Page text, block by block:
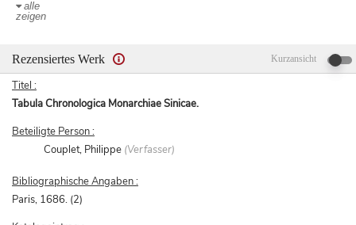
alle
zeigen
Rezensiertes Werk Kurzansicht
Titel :
Tabula Chronologica Monarchiae Sinicae.
Beteiligte Person :
Couplet, Philippe (Verfasser)
Bibliographische Angaben :
Paris, 1686. (2)